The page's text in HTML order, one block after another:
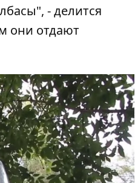
- делится
они отдают